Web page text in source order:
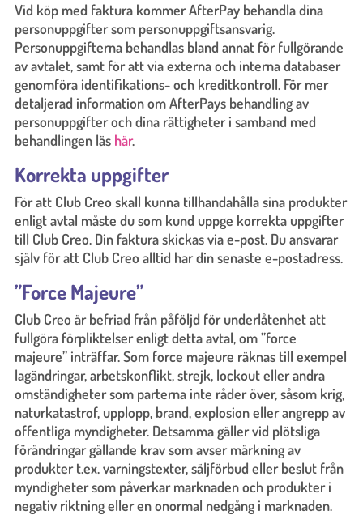
Vid köp med faktura kommer AfterPay behandla dina
personuppgifter som personuppgiftsansvarig.
Personuppgifterna behandlas bland annat för fullgörande
av avtalet, samt för att via externa och interna databaser
genomföra identifikations- och kreditkontroll. För mer
detaljerad information om AfterPays behandling av
personuppgifter och dina rättigheter i samband med
behandlingen läs här.
Korrekta uppgifter
För att Club Creo skall kunna tillhandahålla sina produkter
enligt avtal måste du som kund uppge korrekta uppgifter
till Club Creo. Din faktura skickas via e-post. Du ansvarar
själv för att Club Creo alltid har din senaste e-postadress.
”Force Majeure”
Club Creo är befriad från påföljd för underlåtenhet att
fullgöra förpliktelser enligt detta avtal, om ”force
majeure” inträffar. Som force majeure räknas till exempel
lagändringar, arbetskonflikt, strejk, lockout eller andra
omständigheter som parterna inte råder över, såsom krig,
naturkatastrof, upplopp, brand, explosion eller angrepp av
offentliga myndigheter. Detsamma gäller vid plötsliga
förändringar gällande krav som avser märkning av
produkter t.ex. varningstexter, säljförbud eller beslut från
myndigheter som påverkar marknaden och produkter i
negativ riktning eller en onormal nedgång i marknaden.